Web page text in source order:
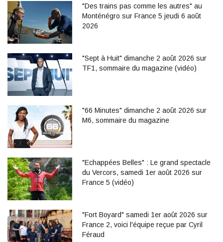
"Des trains pas comme les autres" au
Monténégro sur France 5 jeudi 6 août
2026
"Sept à Huit" dimanche 2 août 2026 sur
TF1, sommaire du magazine (vidéo)
"66 Minutes" dimanche 2 août 2026 sur
M6, sommaire du magazine
"Echappées Belles" : Le grand spectacle
du Vercors, samedi 1er août 2026 sur
France 5 (vidéo)
"Fort Boyard" samedi 1er août 2026 sur
France 2, voici l'équipe reçue par Cyril
Féraud